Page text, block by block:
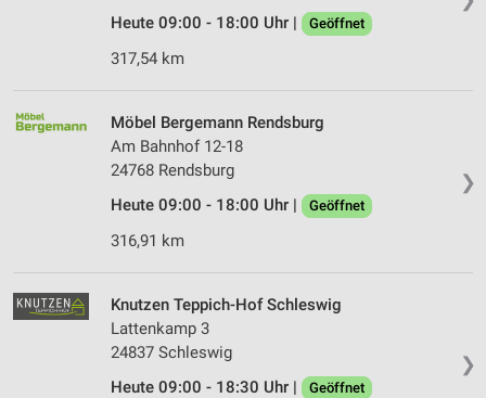
Heute 09:00 - 18:00 Uhr | Geöffnet
317,54 km
❯
Möbel Bergemann Rendsburg
Am Bahnhof 12-18
24768 Rendsburg
Heute 09:00 - 18:00 Uhr |
Geöffnet
316,91 km
❯
Knutzen Teppich-Hof Schleswig
Lattenkamp 3
24837 Schleswig
Heute 09:00 - 18:30 Uhr |
Geöffnet